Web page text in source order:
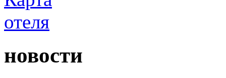
новости